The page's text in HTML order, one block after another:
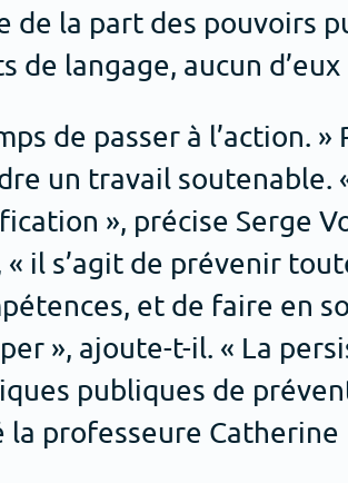
de la part des pouvoirs
de langage, aucun
de passer à l’action.
un travail soutenable.
», précise Serge
« il s’agit de prévenir
et de faire en
», ajoute-t-il. « La
publiques de
la professeure